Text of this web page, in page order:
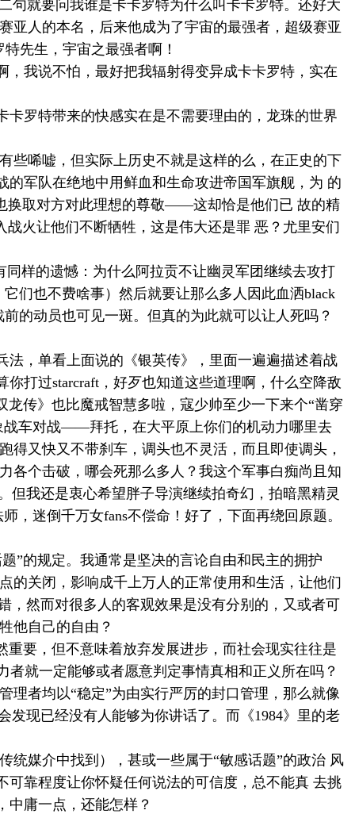
句就要问我谁是卡卡罗特为什么叫卡卡罗特。还好大
亚人的本名，后来他成为了宇宙的最强者，超级赛亚
先生，宇宙之最强者啊！
我说不怕，最好把我辐射得变异成卡卡罗特，实在
罗特带来的快感实在是不需要理由的，龙珠的世界
些唏嘘，但实际上历史不就是这样的么，在正史的下
军队在绝地中用鲜血和生命攻进帝国军旗舰，为 的
换取对方对此理想的尊敬——这却恰是他们已 故的精
火让他们不断牺牲，这是伟大还是罪 恶？尤里安们
同样的遗憾：为什么阿拉贡不让幽灵军团继续去攻打
们也不费啥事）然后就要让那么多人因此血洒black
的动员也可见一斑。但真的为此就可以让人死吗？
，单看上面说的《银英传》，里面一遍遍描述着战
你打过starcraft ，好歹也知道这些道理啊，什么空降敌
传》也比魔戒智慧多啦，寇少帅至少一下来个“凿穿
战车对战——拜托，在大平原上你们的机动力哪里去
又快又不带刹车，调头也不灵活，而且即使调头，
各个击破，哪会死那么多人？我这个军事白痴尚且知
但我还是衷心希望胖子导演继续拍奇幻，拍暗黑精灵
，迷倒千万女fans不偿命！好了，下面再绕回原题。
”的规定。我通常是坚决的言论自由和民主的拥护
的关闭，影响成千上万人的正常使用和生活，让他们
，然而对很多人的客观效果是没有分别的，又或者可
他自己的自由？
重要，但不意味着放弃发展进步，而社会现实往往是
就一定能够或者愿意判定事情真相和正义所在吗？
者均以“稳定”为由实行严厉的封口管理，那么就像
发现已经没有人能够为你讲话了。而《1984》里的老
统媒介中找到），甚或一些属于“敏感话题”的政治 风
靠程度让你怀疑任何说法的可信度，总不能真 去挑
中庸一点，还能怎样？